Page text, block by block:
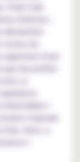
Punk Funk
d'arômes ;
les
à leur
!
tropicale
Alors, à
!